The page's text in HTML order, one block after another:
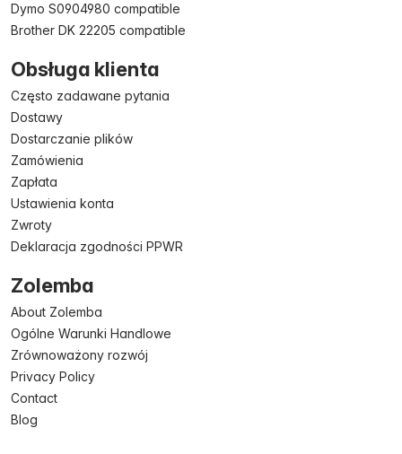
Dymo S0904980 compatible
Brother DK 22205 compatible
Obsługa klienta
Często zadawane pytania
Dostawy
Dostarczanie plików
Zamówienia
Zapłata
Ustawienia konta
Zwroty
Deklaracja zgodności PPWR
Zolemba
About Zolemba
Ogólne Warunki Handlowe
Zrównoważony rozwój
Privacy Policy
Contact
Blog